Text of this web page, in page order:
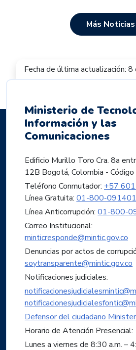
Más Noticias
Fecha de última actualización:
Ministerio de
Información y las
Comunicaciones
Edificio Murillo Toro Cra. 8a
12B Bogotá, Colombia -
Teléfono Conmutador: +57
Línea Gratuita: 01-800-
Línea Anticorrupción: 01-800-
Correo Institucional:
minticresponde@mintic.gov.co
Denuncias por actos de
soytransparente@mintic.gov.co
Notificaciones judiciales:
Defensor del ciudadano
Horario de Atención Presencial:
Lunes a viernes de 8:30 a.m. –